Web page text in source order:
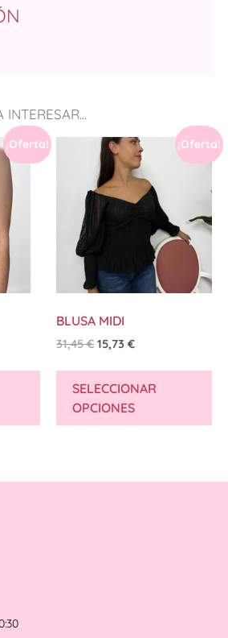
INTERESAR...
¡Oferta! ¡Oferta!
BLUSA MIDI
31,45€ 15,73 €
SELECCIONAR
OPCIONES